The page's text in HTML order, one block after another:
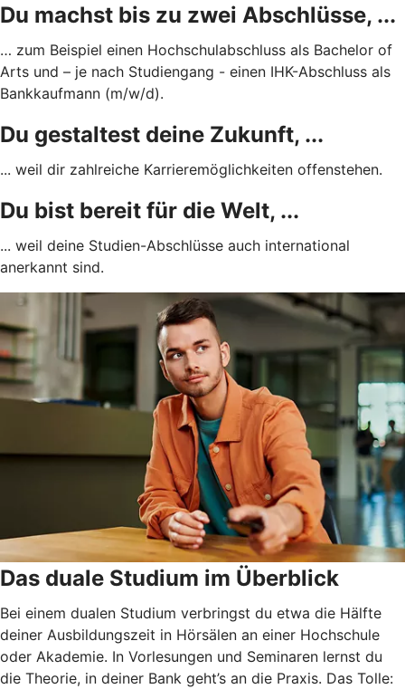
Du machst bis zu zwei Abschlüsse, ...
… zum Beispiel einen Hochschulabschluss als Bachelor of
Arts und – je nach Studiengang - einen IHK-Abschluss als
Bankkaufmann (m/w/d).
Du gestaltest deine Zukunft, ...
... weil dir zahlreiche Karrieremöglichkeiten offenstehen.
Du bist bereit für die Welt, ...
... weil deine Studien-Abschlüsse auch international
anerkannt sind.
Das duale Studium im Überblick
Bei einem dualen Studium verbringst du etwa die Hälfte
deiner Ausbildungszeit in Hörsälen an einer Hochschule
oder Akademie. In Vorlesungen und Seminaren lernst du
die Theorie, in deiner Bank geht’s an die Praxis. Das Tolle: